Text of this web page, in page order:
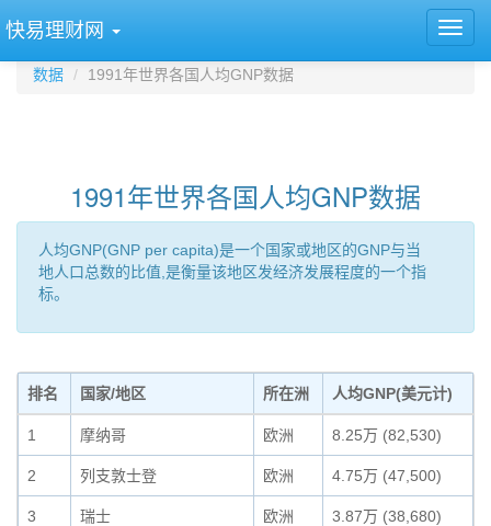
快易理财网
数据 1991年世界各国人均GNP数据
1991年世界各国人均GNP数据
人均GNP(GNP per capita)是一个国家或地区的GNP与当
地人口总数的比值,是衡量该地区发经济发展程度的一个指
标。
排名 国家/地区 所在洲 人均GNP(美元计)
1 摩纳哥 欧洲 8.25万 (82,530)
2 列支敦士登 欧洲 4.75万 (47,500)
3 瑞士 欧洲 3.87万 (38,680)